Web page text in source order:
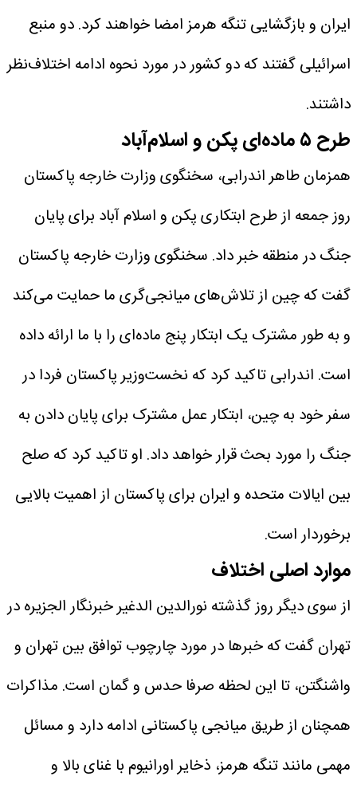
ایران و بازگشایی تنگه هرمز امضا خواهند کرد. دو منبع
اسرائیلی گفتند که دو کشور در مورد نحوه ادامه اختلاف‌نظر
داشتند.
طرح ۵ ماده‌ای پکن و اسلام‌آباد
همزمان طاهر اندرابی، سخنگوی وزارت خارجه پاکستان
روز جمعه از طرح ابتکاری پکن و اسلام آباد برای پایان
جنگ در منطقه خبر داد. سخنگوی وزارت خارجه پاکستان
گفت که چین از تلاش‌های میانجی‌گری ما حمایت می‌کند
و به طور مشترک یک ابتکار پنج ماده‌ای را با ما ارائه داده
است. اندرابی تاکید کرد که نخست‌وزیر پاکستان فردا در
سفر خود به چین، ابتکار عمل مشترک برای پایان دادن به
جنگ را مورد بحث قرار خواهد داد. او تاکید کرد که صلح
بین ایالات متحده و ایران برای پاکستان از اهمیت بالایی
برخوردار است.
موارد اصلی اختلاف
از سوی دیگر روز گذشته نورالدین الدغیر خبرنگار الجزیره در
تهران گفت که خبرها در مورد چارچوب توافق بین تهران و
واشنگتن، تا این لحظه صرفا حدس و گمان است. مذاکرات
همچنان از طریق میانجی پاکستانی ادامه دارد و مسائل
مهمی مانند تنگه هرمز، ذخایر اورانیوم با غنای بالا و